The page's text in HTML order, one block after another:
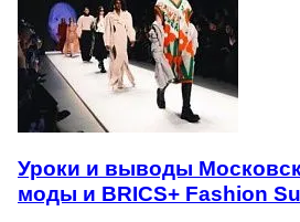
Уроки и выводы
моды и BRICS+ Fashion